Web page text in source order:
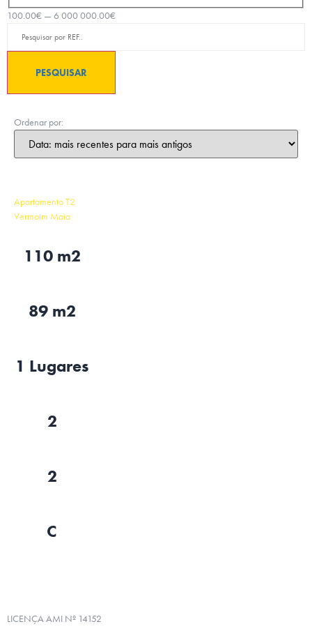
100.00€ — 6 000 000.00€
PESQUISAR
Ordenar por:
Apartamento T2
Vermoim Maia
110 m2
89 m2
1 Lugares
2
2
C
LICENÇA AMI Nº 14152